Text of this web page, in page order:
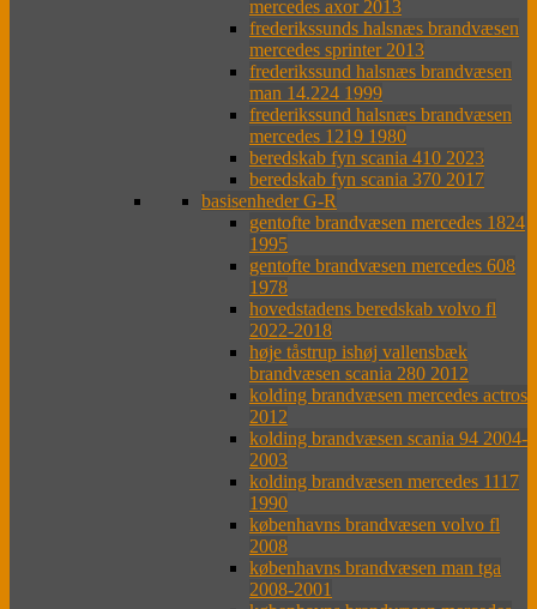
mercedes axor 2013
frederikssunds halsnæs brandvæsen
mercedes sprinter 2013
frederikssund halsnæs brandvæsen
man 14.224 1999
frederikssund halsnæs brandvæsen
mercedes 1219 1980
beredskab fyn scania 410 2023
beredskab fyn scania 370 2017
basisenheder G-R
gentofte brandvæsen mercedes 1824
1995
gentofte brandvæsen mercedes 608
1978
hovedstadens beredskab volvo fl
2022-2018
høje tåstrup ishøj vallensbæk
brandvæsen scania 280 2012
kolding brandvæsen mercedes actros
2012
kolding brandvæsen scania 94 2004-
2003
kolding brandvæsen mercedes 1117
1990
københavns brandvæsen volvo fl
2008
københavns brandvæsen man tga
2008-2001